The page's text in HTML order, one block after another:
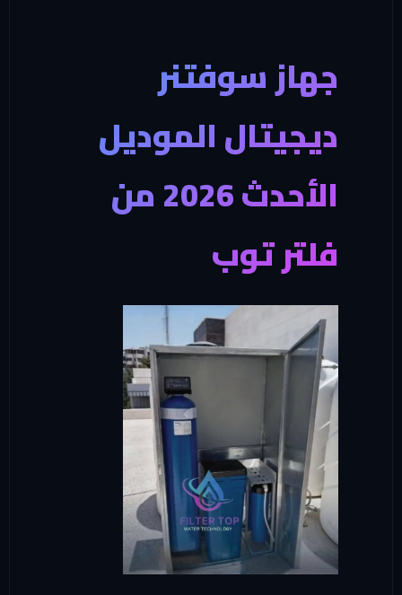
جهاز سوفتنر
ديجيتال الموديل
الأحدث 2026 من
فلتر توب